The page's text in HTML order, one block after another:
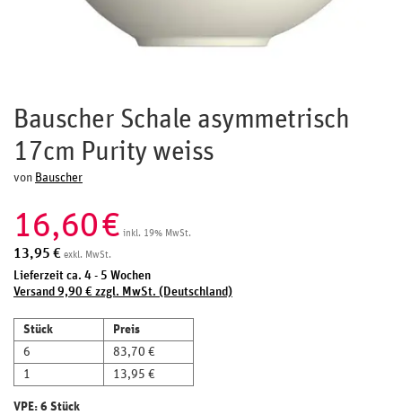
Bauscher Schale asymmetrisch
17cm Purity weiss
von Bauscher
16,60€ inkl. 19% MwSt.
13,95 € exkl. MwSt.
Lieferzeit ca. 4 - 5 Wochen
Versand 9,90 € zzgl. MwSt. (Deutschland)
Stück
Preis
6
83,70 €
1
13,95 €
VPE: 6 Stück